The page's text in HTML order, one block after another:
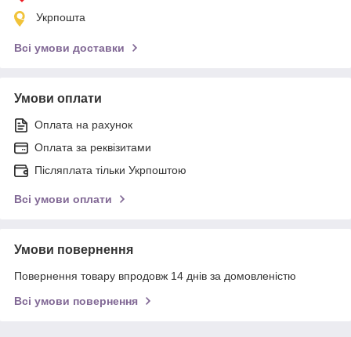
Укрпошта
Всі умови доставки
Умови оплати
Оплата на рахунок
Оплата за реквізитами
Післяплата тільки Укрпоштою
Всі умови оплати
Умови повернення
Повернення товару впродовж 14 днів за домовленістю
Всі умови повернення